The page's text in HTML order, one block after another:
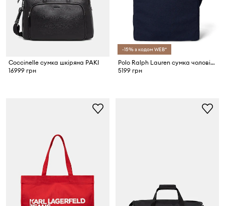
Coccinelle сумка шкіряна PAKI
16999 грн
-15% з кодом WEB*
Polo Ralph Lauren сумка чоловіча бавовняна
5199 грн